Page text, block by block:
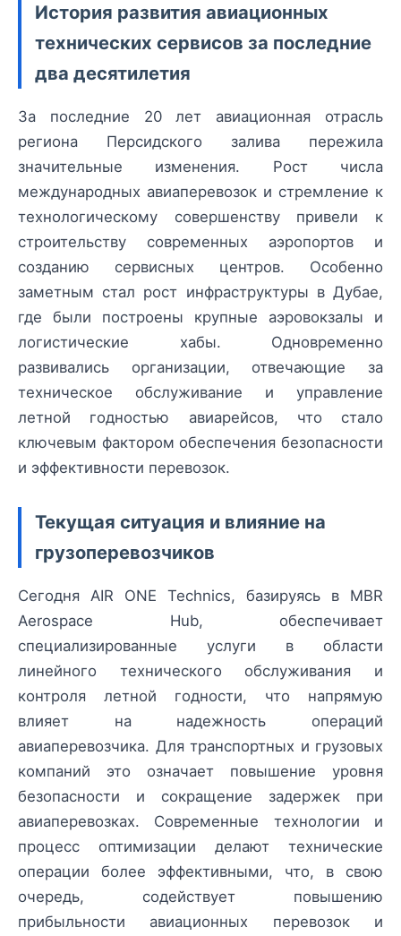
История развития авиационных
технических сервисов за последние
два десятилетия
За последние 20 лет авиационная отрасль
региона Персидского залива пережила
значительные изменения. Рост числа
международных авиаперевозок и стремление к
технологическому совершенству привели к
строительству современных аэропортов и
созданию сервисных центров. Особенно
заметным стал рост инфраструктуры в Дубае,
где были построены крупные аэровокзалы и
логистические хабы. Одновременно
развивались организации, отвечающие за
техническое обслуживание и управление
летной годностью авиарейсов, что стало
ключевым фактором обеспечения безопасности
и эффективности перевозок.
Текущая ситуация и влияние на
грузоперевозчиков
Сегодня AIR ONE Technics, базируясь в MBR
Aerospace Hub, обеспечивает
специализированные услуги в области
линейного технического обслуживания и
контроля летной годности, что напрямую
влияет на надежность операций
авиаперевозчика. Для транспортных и грузовых
компаний это означает повышение уровня
безопасности и сокращение задержек при
авиаперевозках. Современные технологии и
процесс оптимизации делают технические
операции более эффективными, что, в свою
очередь, содействует повышению
прибыльности авиационных перевозок и